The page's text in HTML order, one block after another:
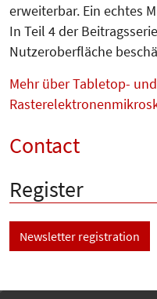
erweiterbar. Ein echtes
In Teil 4 der
Nutzeroberfläche
Mehr über Tabletop-
Contact
Register
Newsletter registration